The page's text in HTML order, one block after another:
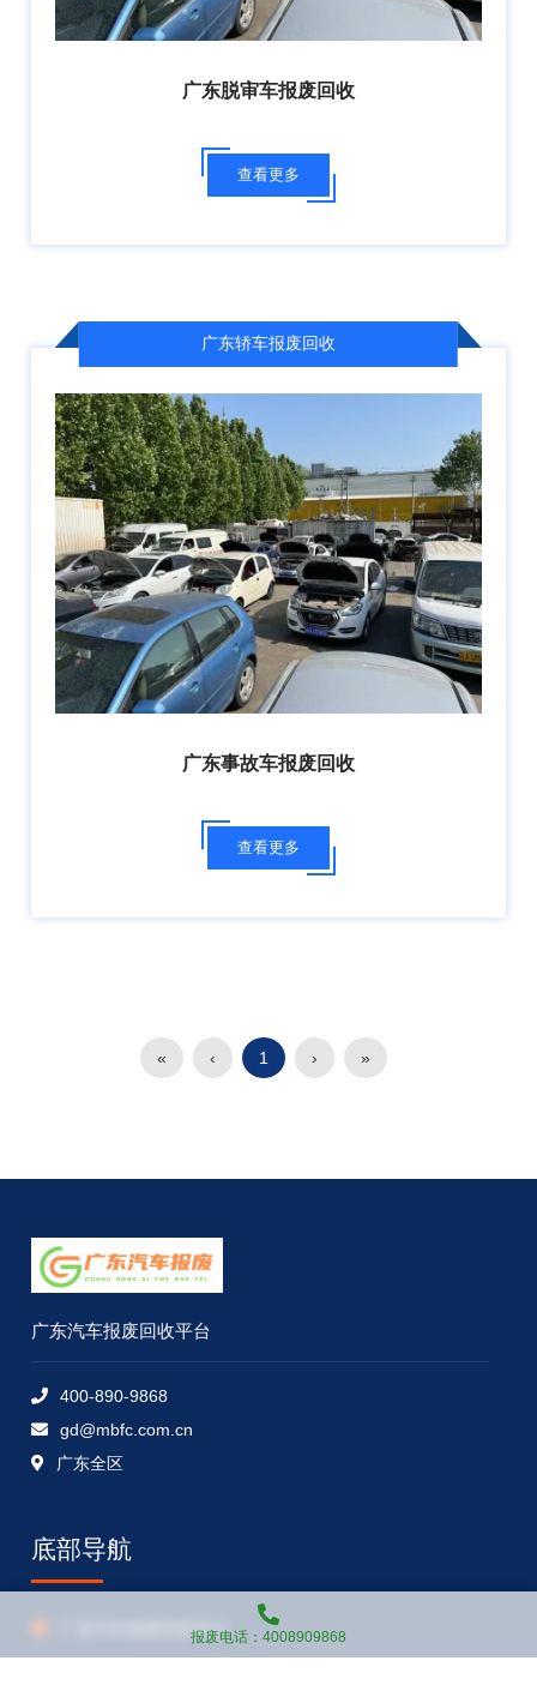
广东脱审车报废回收
查看更多
广东轿车报废回收
广东事故车报废回收
查看更多
« ‹ 1 › »
广东汽车报废回收平台
400-890-9868
gd@mbfc.com.cn
广东全区
底部导航
广东汽车报废回收平台报废电话：4008909868